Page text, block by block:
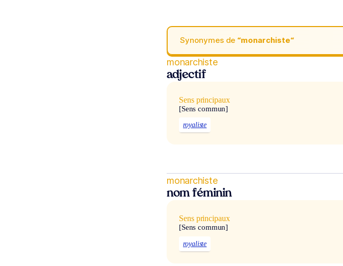
Synonymes de “monarchiste“
monarchiste
adjectif
Sens principaux
[Sens commun]
royaliste
monarchiste
nom féminin
Sens principaux
[Sens commun]
royaliste